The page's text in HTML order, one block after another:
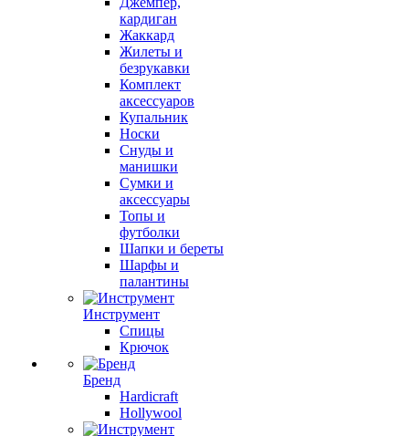
кардиган
Жаккард
Жилеты и
безрукавки
Комплект
аксессуаров
Купальник
Носки
Снуды и
манишки
Сумки и
аксессуары
Топы и
футболки
Шапки и береты
Шарфы и
палантины
Инструмент
Спицы
Крючок
Бренд
Hardicraft
Hollywool